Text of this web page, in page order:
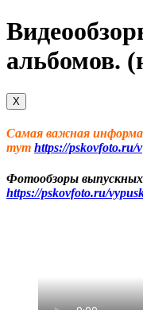
альбомов.
X
Самая важная
тут https://pskovfoto.ru/v
Фотообзоры
https://pskovfoto.ru/